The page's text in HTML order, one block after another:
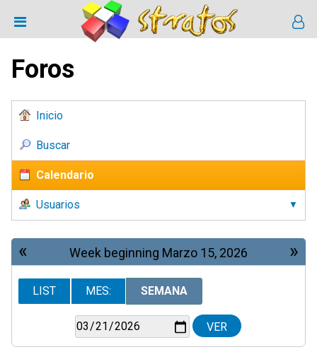
Foros
Inicio
Buscar
Calendario
Usuarios
« »
Week beginning Marzo 15, 2026
LIST MES: SEMANA